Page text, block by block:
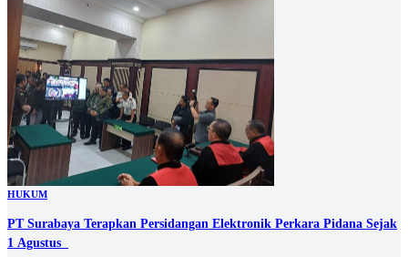
HUKUM
PT Surabaya Terapkan Persidangan Elektronik Perkara Pidana Sejak
1 Agustus